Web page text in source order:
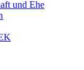
und Ehe